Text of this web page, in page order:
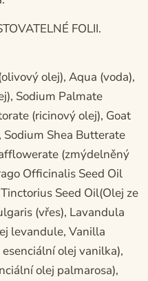
FOLII.
olej), Aqua (voda),
Sodium Palmate
(ricinový olej), Goat
Sodium Shea Butterate
(zmýdelněný
Officinalis Seed Oil
Seed Oil(Olej ze
(vřes), Lavandula
levandule, Vanilla
olej vanilka),
olej palmarosa),